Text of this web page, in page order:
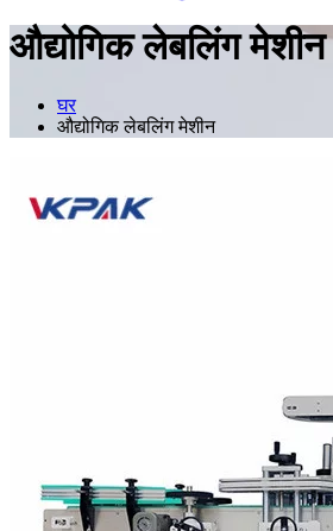
औद्योगिक लेबलिंग मेशीन
घर
औद्योगिक लेबलिंग मेशीन